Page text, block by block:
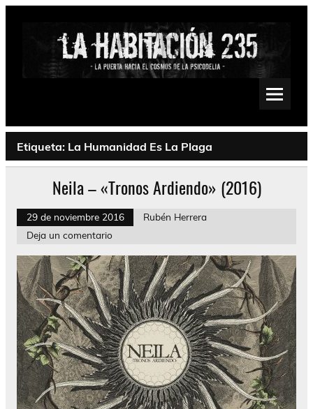
Saltar
Psychedelic, Stoner, Doom, Sludge, Fuzz, Space, Drone
Etiqueta: La Humanidad Es La Plaga
Neila – «Tronos Ardiendo» (2016)
29 de noviembre 2016
Rubén Herrera
Deja un comentario